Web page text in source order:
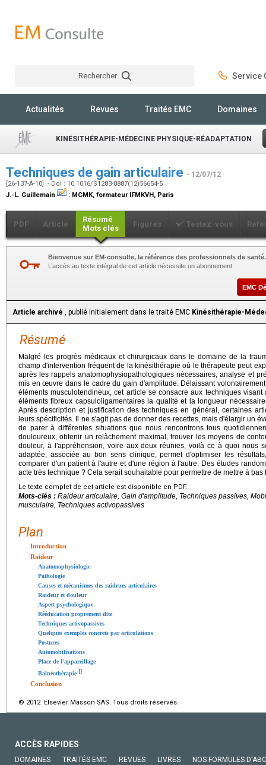
Rechercher Service
Actualités Revues Traités EMC Domaines
KINÉSITHÉRAPIE-MÉDECINE PHYSIQUE-RÉADAPTATION
Techniques de gain articulaire - 12/07/12
[26-137-A-10] - Doi : 10.1016/S1283-0887(12)56654-5
J.-L. Guillemain
: MCMK, formateur IFMKVH, Paris
PDF Article
Résumé
Mots clés
Figures Testez-vous
Bienvenue sur EM-consulte, la référence des professionnels de santé.
L’accès au texte intégral de cet article nécessite un abonnement.
EMC
Article archivé , publié initialement dans le traité EMC Kinésithérapie-
Résumé
Malgré les progrès médicaux et chirurgicaux dans le domaine de la
champ d'intervention fréquent de la kinésithérapie où le thérapeute peut
après les rappels anatomophysiopathologiques nécessaires, analyse et
mis en œuvre dans le cadre du gain d'amplitude. Délaissant
éléments musculotendineux, cet article se consacre aux techniques
éléments fibreux capsuloligamentaires la qualité et la longueur
Après description et justification des techniques en général, certaines
leurs spécificités. Il ne s'agit pas de donner des recettes, mais d'élargir un
de parer à différentes situations que nous rencontrons tous
douloureux, obtenir un relâchement maximal, trouver les moyens de
douleur, à l'appréhension, voire aux deux réunies, voilà ce à quoi nous
adaptée, associée au bon sens clinique, permet d'optimiser les
comparer d'un patient à l'autre et d'une région à l'autre. Des études
acte très technique ? Cela serait souhaitable pour permettre de mettre à
Le texte complet de cet article est disponible en PDF.
Mots-clés : Raideur articulaire, Gain d'amplitude, Techniques passives,
musculaire, Techniques activopassives
Plan
Introduction
Raideur
Anatomophysiologie
Pathologie
Causes et mécanismes des raideurs articulaires
Raideur et douleur
Aspect psychologique
Rééducation proprement dite
Techniques activopassives
Quelques exemples concrets par articulations
Postures
Automobilisations
Place de l'appareillage
Balnéothérapie[]
Conclusion
© 2012 Elsevier Masson SAS. Tous droits réservés.
ACCÈS RAPIDES
DOMAINES TRAITÉS EMC REVUES LIVRES NOS FORMULES